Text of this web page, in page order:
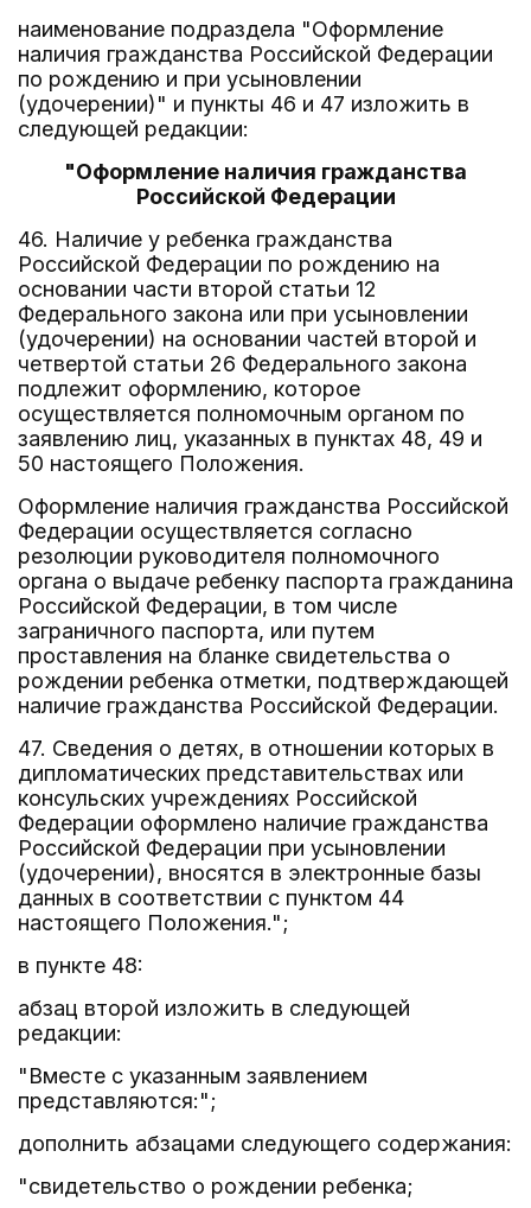
наименование подраздела "Оформление
наличия гражданства Российской Федерации
по рождению и при усыновлении
(удочерении)" и пункты 46 и 47 изложить в
следующей редакции:
"Оформление наличия гражданства
Российской Федерации
46. Наличие у ребенка гражданства
Российской Федерации по рождению на
основании части второй статьи 12
Федерального закона или при усыновлении
(удочерении) на основании частей второй и
четвертой статьи 26 Федерального закона
подлежит оформлению, которое
осуществляется полномочным органом по
заявлению лиц, указанных в пунктах 48, 49 и
50 настоящего Положения.
Оформление наличия гражданства Российской
Федерации осуществляется согласно
резолюции руководителя полномочного
органа о выдаче ребенку паспорта гражданина
Российской Федерации, в том числе
заграничного паспорта, или путем
проставления на бланке свидетельства о
рождении ребенка отметки, подтверждающей
наличие гражданства Российской Федерации.
47. Сведения о детях, в отношении которых в
дипломатических представительствах или
консульских учреждениях Российской
Федерации оформлено наличие гражданства
Российской Федерации при усыновлении
(удочерении), вносятся в электронные базы
данных в соответствии с пунктом 44
настоящего Положения.";
в пункте 48:
абзац второй изложить в следующей
редакции:
"Вместе с указанным заявлением
представляются:";
дополнить абзацами следующего содержания:
"свидетельство о рождении ребенка;